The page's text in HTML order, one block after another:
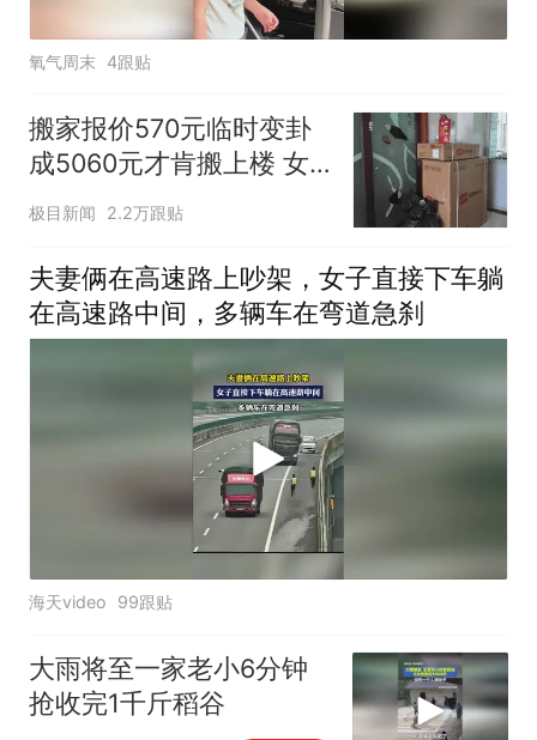
氧气周末 4跟贴
搬家报价570元临时变卦
成5060元才肯搬上楼 女
子傻眼
极目新闻 2.2万跟贴
夫妻俩在高速路上吵架，女子直接下车躺
在高速路中间，多辆车在弯道急刹
海天video 99跟贴
大雨将至一家老小6分钟
抢收完1千斤稻谷